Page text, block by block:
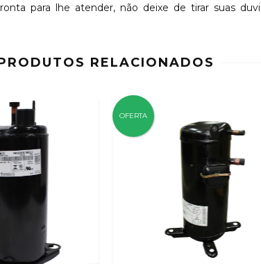
para lhe atender, não deixe de tirar suas
RELACIONADOS
OFERTA